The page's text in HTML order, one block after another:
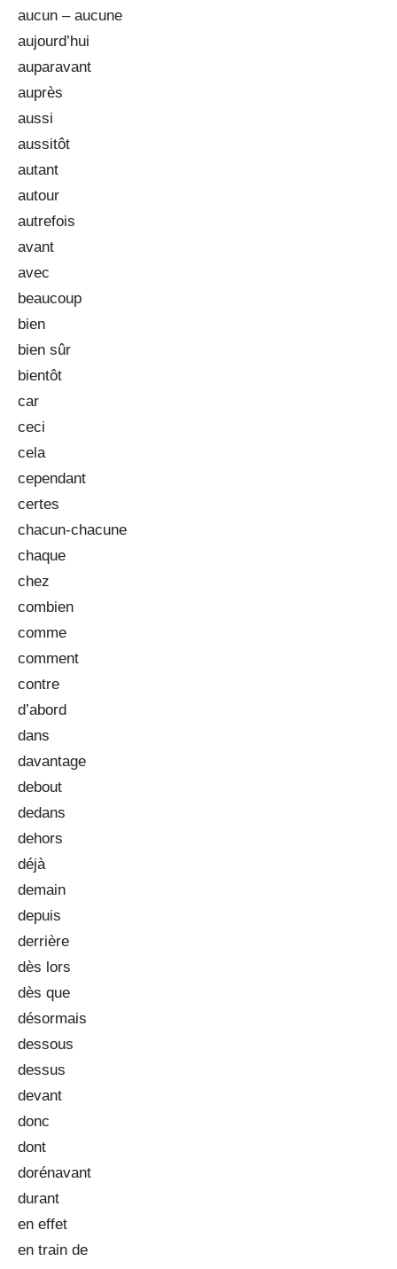
aucun – aucune
aujourd’hui
auparavant
auprès
aussi
aussitôt
autant
autour
autrefois
avant
avec
beaucoup
bien
bien sûr
bientôt
car
ceci
cela
cependant
certes
chacun-chacune
chaque
chez
combien
comme
comment
contre
d’abord
dans
davantage
debout
dedans
dehors
déjà
demain
depuis
derrière
dès lors
dès que
désormais
dessous
dessus
devant
donc
dont
dorénavant
durant
en effet
en train de